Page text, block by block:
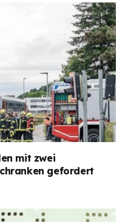
mit zwei
gefordert